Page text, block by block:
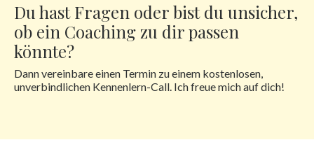
Du hast Fragen oder bist du unsicher,
ob ein Coaching zu dir passen
könnte?
Dann vereinbare einen Termin zu einem kostenlosen,
unverbindlichen Kennenlern-Call. Ich freue mich auf dich!